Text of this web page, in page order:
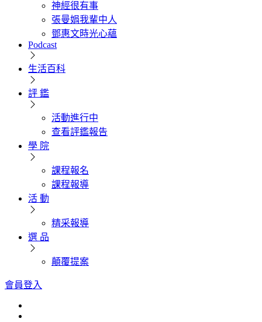
神經很有事
張曼娟我輩中人
鄧惠文時光心蘊
Podcast
生活百科
評 鑑
活動進行中
查看評鑑報告
學 院
課程報名
課程報導
活 動
精采報導
選 品
顛覆提案
會員登入